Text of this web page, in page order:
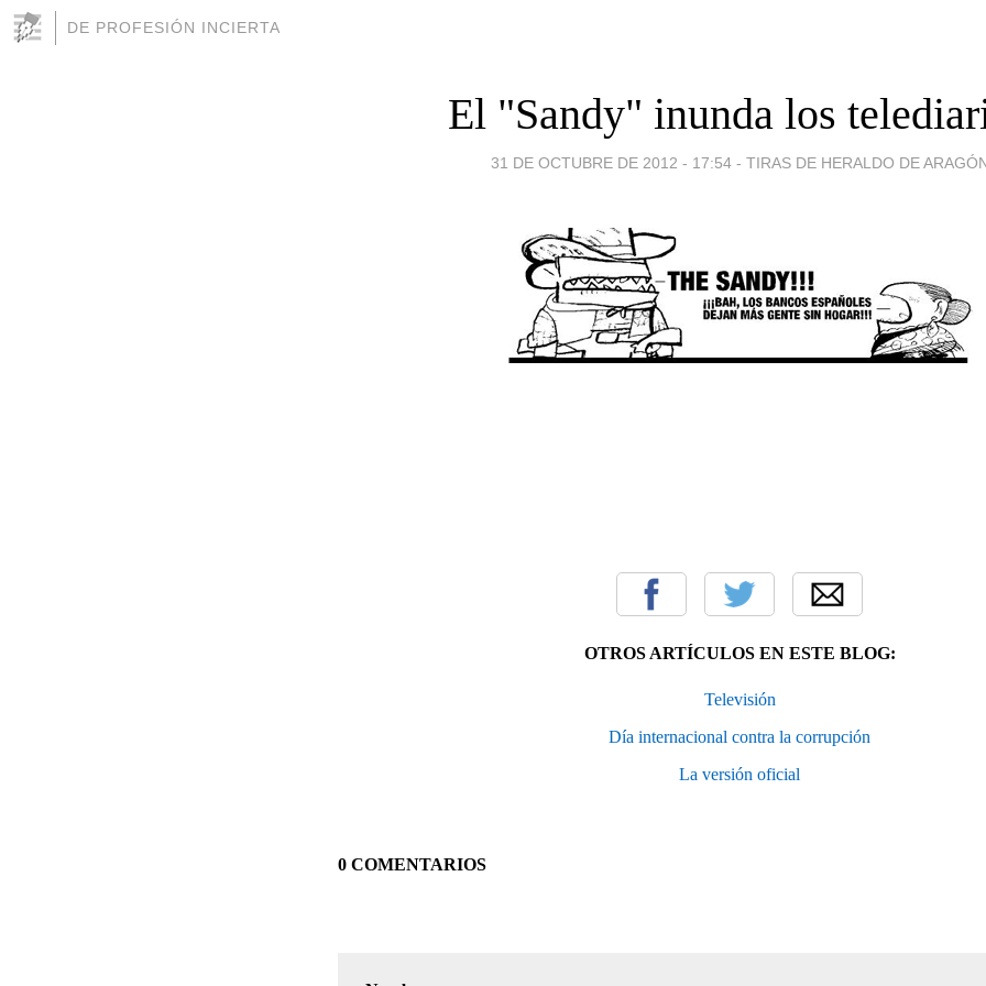
DE PROFESIÓN INCIERTA
El "Sandy" inunda los
31 DE OCTUBRE DE 2012 - 17:54 - TIRAS DE HERALDO DE
OTROS ARTÍCULOS EN ESTE BLOG:
Televisión
Día internacional contra la corrupción
La versión oficial
0 COMENTARIOS